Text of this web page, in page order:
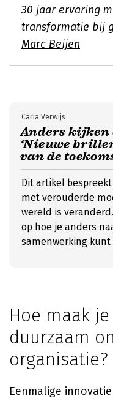
30 jaar ervaring
transformatie bij
Marc Beijen
Anders kijken
‘Nieuwe
van de
Carla Verwijs
Dit artikel
met verouderde
wereld is
op hoe je anders
samenwerking kunt
Hoe maak
duurzaam
organisatie?
Eenmalige